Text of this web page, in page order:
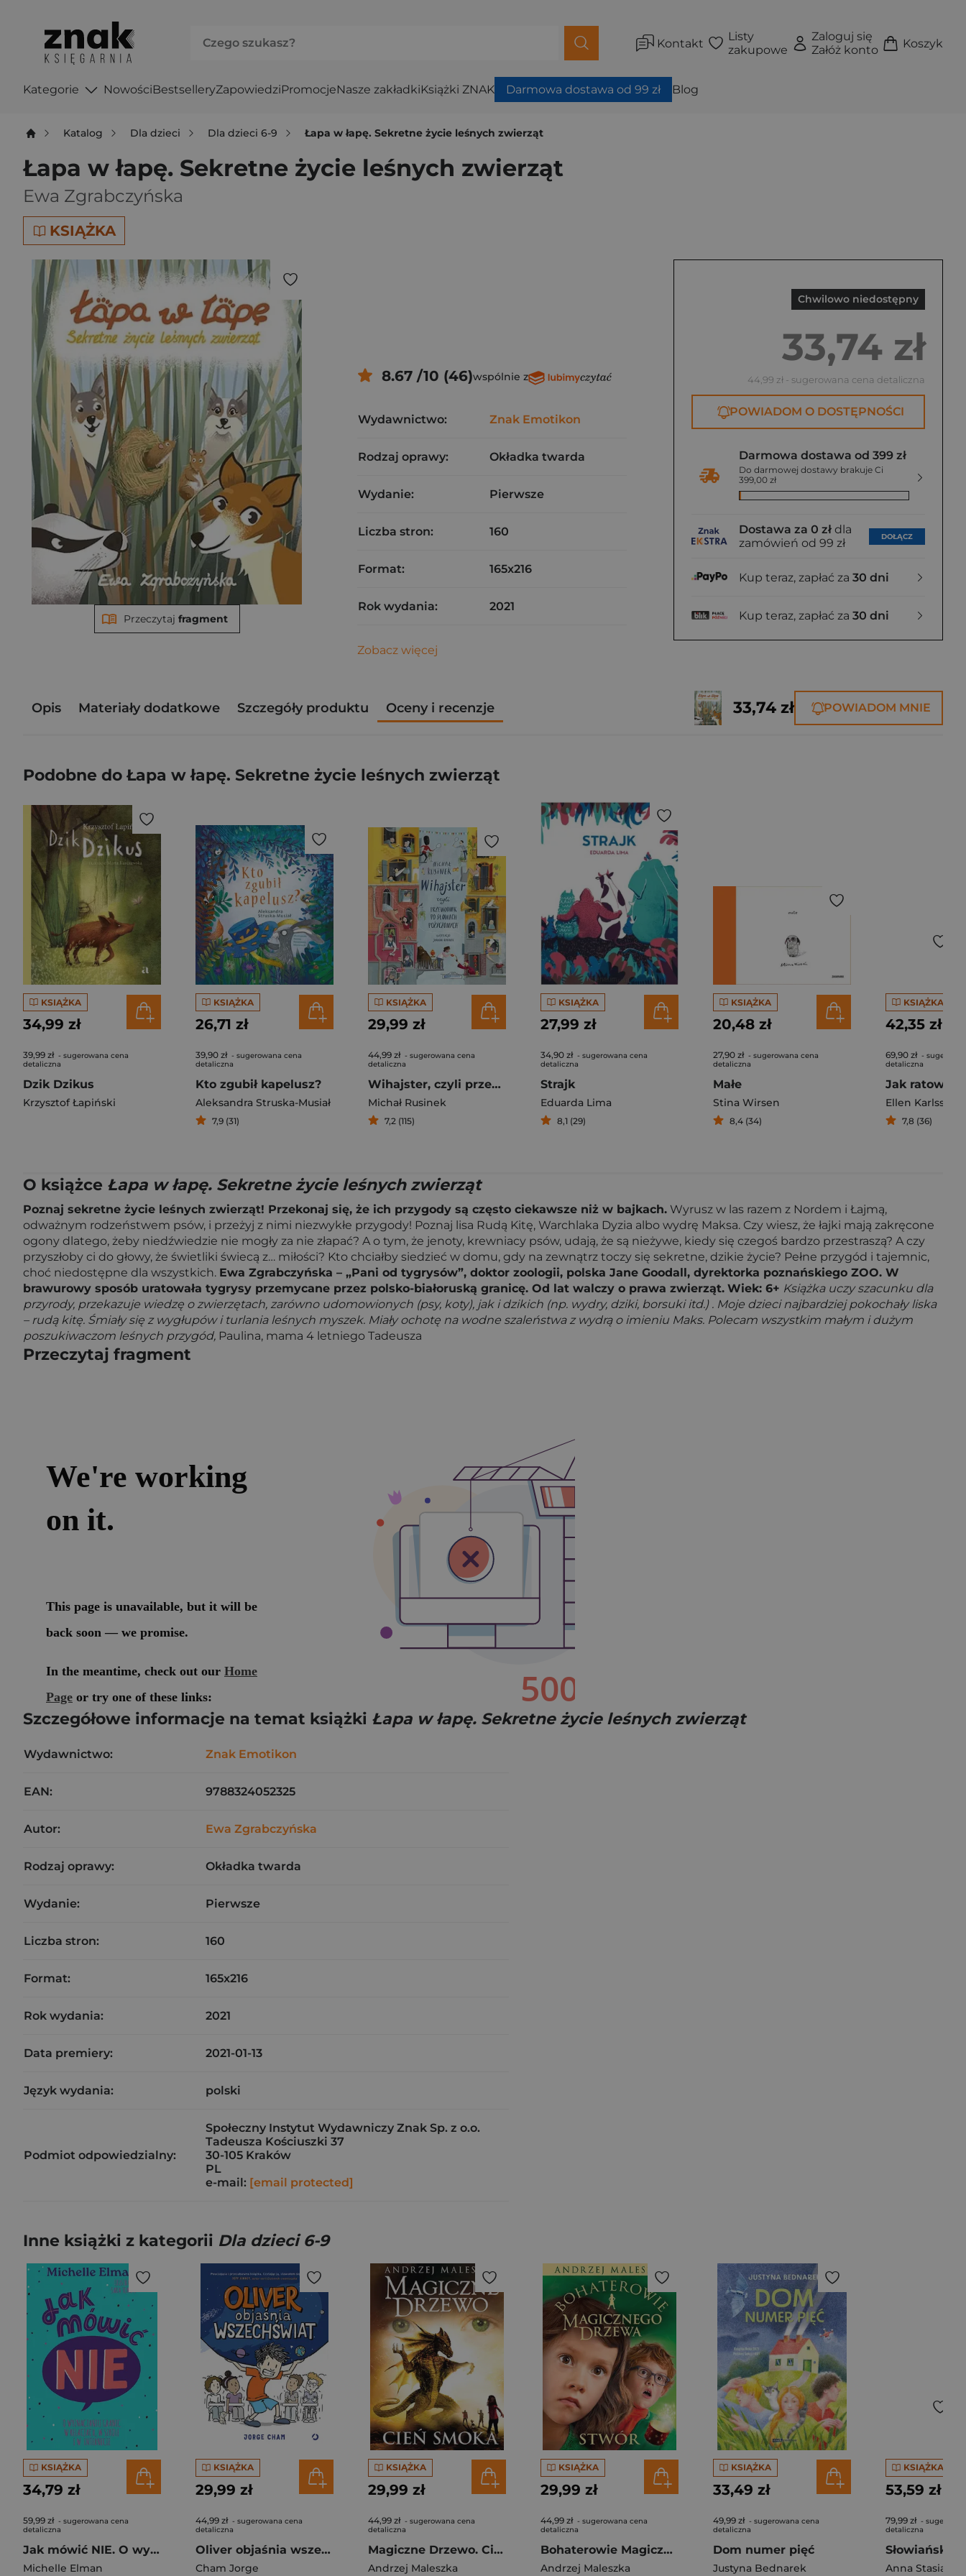
Kontakt
Listy
zakupowe
Zaloguj się
Załóż konto
Koszyk
Kategorie NowościBestselleryZapowiedziPromocjeNasze zakładkiKsiążki ZNAK Darmowa dostawa od 99 zł Blog
Katalog Dla dzieci Dla dzieci 6-9 Łapa w łapę. Sekretne życie leśnych zwierząt
Łapa w łapę. Sekretne życie leśnych zwierząt
Ewa Zgrabczyńska
KSIĄŻKA
Przeczytaj fragment
Chwilowo niedostępny
33,74 zł
44,99 zł - sugerowana cena detaliczna
POWIADOM O DOSTĘPNOŚCI
Darmowa dostawa od 399 zł
Do darmowej dostawy brakuje Ci
399,00 zł
Dostawa za 0 zł dla
zamówień od 99 zł
DOŁĄCZ
Kup teraz, zapłać za 30 dni
Kup teraz, zapłać za 30 dni
8.67 /10 (46)wspólnie z
Wydawnictwo: Znak Emotikon
Rodzaj oprawy: Okładka twarda
Wydanie: Pierwsze
Liczba stron: 160
Format: 165x216
Rok wydania: 2021
Zobacz więcej
Opis Materiały dodatkowe Szczegóły produktu Oceny i recenzje 33,74 zł POWIADOM MNIE
Podobne do Łapa w łapę. Sekretne życie leśnych zwierząt
KSIĄŻKA
34,99 zł
39,99 zł - sugerowana cena
detaliczna
Dzik Dzikus
Krzysztof Łapiński
KSIĄŻKA
26,71 zł
39,90 zł - sugerowana cena
detaliczna
Kto zgubił kapelusz?
Aleksandra Struska-Musiał
7,9 (31)
KSIĄŻKA
29,99 zł
44,99 zł - sugerowana cena
detaliczna
Wihajster, czyli przewodnik po słowach pożyczonych
Michał Rusinek
7,2 (115)
KSIĄŻKA
27,99 zł
34,90 zł - sugerowana cena
detaliczna
Strajk
Eduarda Lima
8,1 (29)
KSIĄŻKA
20,48 zł
27,90 zł - sugerowana cena
detaliczna
Małe
Stina Wirsen
8,4 (34)
KSIĄŻKA
42,35 zł
69,90 zł -
detaliczna
Ellen Karlsson
7,8 (36)
O książce Łapa w łapę. Sekretne życie leśnych zwierząt
Poznaj sekretne życie leśnych zwierząt! Przekonaj się, że ich przygody są często ciekawsze niż w bajkach. Wyrusz w las razem z Nordem i Łajmą,
odważnym rodzeństwem psów, i przeżyj z nimi niezwykłe przygody! Poznaj lisa Rudą Kitę, Warchlaka Dyzia albo wydrę Maksa. Czy wiesz, że łajki mają zakręcone
ogony dlatego, żeby niedźwiedzie nie mogły za nie złapać? A o tym, że jenoty, krewniacy psów, udają, że są nieżywe, kiedy się czegoś bardzo przestraszą? A czy
przyszłoby ci do głowy, że świetliki świecą z… miłości? Kto chciałby siedzieć w domu, gdy na zewnątrz toczy się sekretne, dzikie życie? Pełne przygód i tajemnic,
choć niedostępne dla wszystkich. Ewa Zgrabczyńska – „Pani od tygrysów”, doktor zoologii, polska Jane Goodall, dyrektorka poznańskiego ZOO. W
brawurowy sposób uratowała tygrysy przemycane przez polsko-białoruską granicę. Od lat walczy o prawa zwierząt. Wiek: 6+ Książka uczy szacunku dla
przyrody, przekazuje wiedzę o zwierzętach, zarówno udomowionych (psy, koty), jak i dzikich (np. wydry, dziki, borsuki itd.) . Moje dzieci najbardziej pokochały liska
– rudą kitę. Śmiały się z wygłupów i turlania leśnych myszek. Miały ochotę na wodne szaleństwa z wydrą o imieniu Maks. Polecam wszystkim małym i dużym
poszukiwaczom leśnych przygód, Paulina, mama 4 letniego Tadeusza
Przeczytaj fragment
Szczegółowe informacje na temat książki Łapa w łapę. Sekretne życie leśnych zwierząt
Wydawnictwo: Znak Emotikon
EAN: 9788324052325
Autor: Ewa Zgrabczyńska
Rodzaj oprawy: Okładka twarda
Wydanie: Pierwsze
Liczba stron: 160
Format: 165x216
Rok wydania: 2021
Data premiery: 2021-01-13
Język wydania: polski
Podmiot odpowiedzialny:
Społeczny Instytut Wydawniczy Znak Sp. z o.o.
Tadeusza Kościuszki 37
30-105 Kraków
PL
e-mail: [email protected]
Inne książki z kategorii Dla dzieci 6-9
KSIĄŻKA
34,79 zł
59,99 zł - sugerowana cena
detaliczna
Jak mówić NIE. O wyznaczaniu granic w relacjach, w szkole i w internecie
Michelle Elman
KSIĄŻKA
29,99 zł
44,99 zł - sugerowana cena
detaliczna
Oliver objaśnia wszechświat
Cham Jorge
KSIĄŻKA
29,99 zł
44,99 zł - sugerowana cena
detaliczna
Magiczne Drzewo. Cień smoka [wydanie 2024]
Andrzej Maleszka
KSIĄŻKA
29,99 zł
44,99 zł - sugerowana cena
detaliczna
Bohaterowie Magicznego Drzewa. Stwór [wydanie 2024]
Andrzej Maleszka
KSIĄŻKA
33,49 zł
49,99 zł - sugerowana cena
detaliczna
Dom numer pięć
Justyna Bednarek
KSIĄŻKA
53,59 zł
79,99 zł -
detaliczna
Słowiańskie
Anna Stasiak